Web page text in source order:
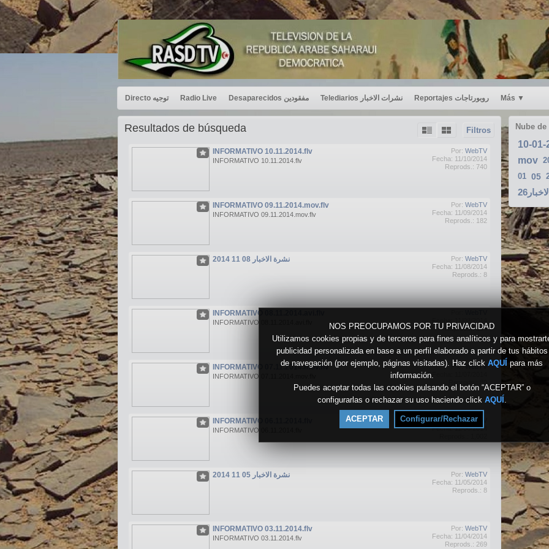
NOS PREOCUPAMOS POR TU PRIVACIDAD
Utilizamos cookies propias y de terceros para fines analíticos y para
publicidad personalizada en base a un perfil elaborado a partir de tus hábitos
de navegación (por ejemplo, páginas visitadas). Haz click AQUÍ para más
información.
Puedes aceptar todas las cookies pulsando el botón “ACEPTAR” o
configurarlas o rechazar su uso haciendo click AQUÍ .
ACEPTAR Configurar/Rechazar
Directo توجيه Radio Live Desaparecidos مفقودين Telediarios نشرات الاخبار Reportajes روبورتاجات Más ▼
Nube de
mov
01 05
Filtros
Resultados de búsqueda
Por: WebTV
Fecha: 11/10/2014
Reprods.: 740
INFORMATIVO 10.11.2014.flv
INFORMATIVO 10.11.2014.flv
Por: WebTV
Fecha: 11/09/2014
Reprods.: 182
INFORMATIVO 09.11.2014.mov.flv
INFORMATIVO 09.11.2014.mov.flv
Por: WebTV
Fecha: 11/08/2014
Reprods.: 8
نشرة الاخبار 08 11 2014
Reprods.: 134
INFORMATIVO 08.11.2014.avi.flv
INFORMATIVO 08.11.2014.avi.flv
Por:WebTV
INFORMATIVO 07.11.2014.mov.flv
INFORMATIVO 07.11.2014.mov.flv
Por:WebTV
Fecha: 11/06/2014
INFORMATIVO 06.11.2014.flv
INFORMATIVO 06.11.2014.flv
Por: WebTV
Fecha: 11/05/2014
Reprods.: 8
نشرة الاخبار 05 11 2014
Por: WebTV
Fecha: 11/04/2014
Reprods.: 269
INFORMATIVO 03.11.2014.flv
INFORMATIVO 03.11.2014.flv